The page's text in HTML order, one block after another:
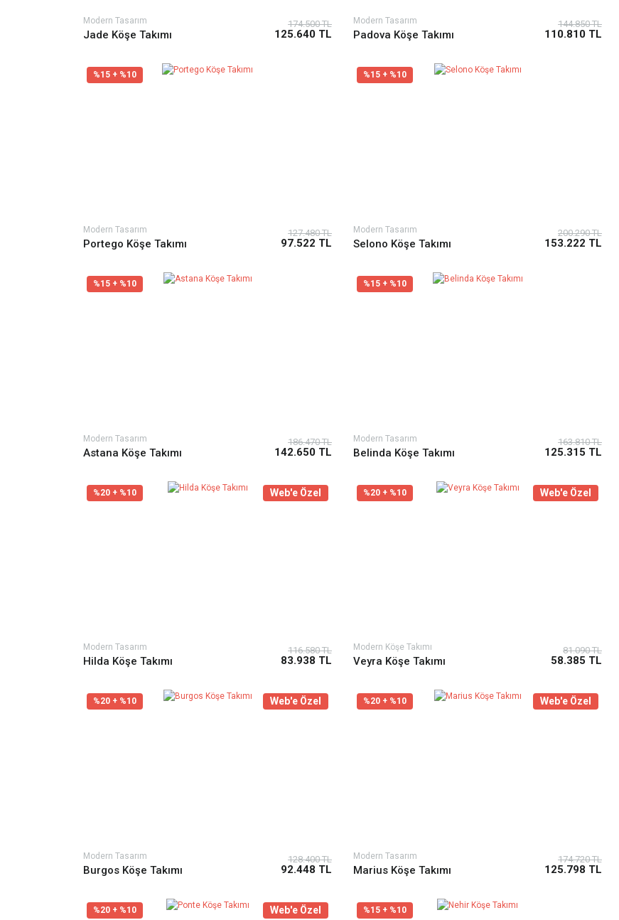
Modern Tasarım
Jade Köşe Takımı
174.500 TL
125.640 TL
Modern Tasarım
Padova Köşe Takımı
144.850 TL
110.810 TL
%15 + %10
Modern Tasarım
Portego Köşe Takımı
127.480 TL
97.522 TL
%15 + %10
Modern Tasarım
Selono Köşe Takımı
200.290 TL
153.222 TL
%15 + %10
Modern Tasarım
Astana Köşe Takımı
186.470 TL
142.650 TL
%15 + %10
Modern Tasarım
Belinda Köşe Takımı
163.810 TL
125.315 TL
%20 + %10 Web'e Özel
Modern Tasarım
Hilda Köşe Takımı
116.580 TL
83.938 TL
%20 + %10 Web'e Özel
Modern Köşe Takımı
Veyra Köşe Takımı
81.090 TL
58.385 TL
%20 + %10 Web'e Özel
Modern Tasarım
Burgos Köşe Takımı
128.400 TL
92.448 TL
%20 + %10 Web'e Özel
Modern Tasarım
Marius Köşe Takımı
174.720 TL
125.798 TL
%20 + %10 Web'e Özel %15 + %10